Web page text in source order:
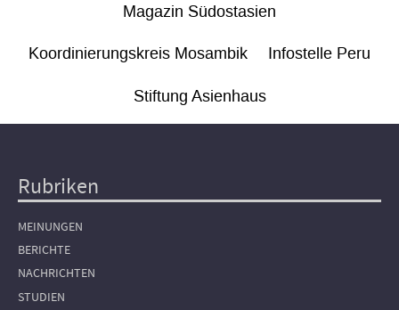
Magazin Südostasien
Koordinierungskreis Mosambik Infostelle Peru
Stiftung Asienhaus
Hauptnavigation
Rubriken
MEINUNGEN
BERICHTE
NACHRICHTEN
STUDIEN